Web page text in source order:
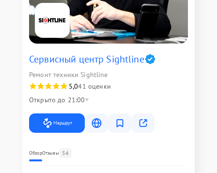
Сервисный центр Sightline
Ремонт техники Sightline
5,041 оценки
Открыто до 21:00
Маршрут
ОбзорОтзывы 54